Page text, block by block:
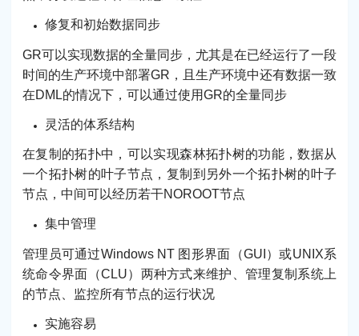
修复和初始数据同步
GR可以实现数据的全量同步，尤其是在已经运行了一段
时间的生产环境中部署GR，且生产环境中还有数据一致
在DML的情况下，可以通过使用GR的全量同步
灵活的体系结构
在复制的拓扑中，可以实现森林拓扑树的功能，数据从
一个拓扑树的叶子节点，复制到另外一个拓扑树的叶子
节点，中间可以经历若干NOROOT节点
集中管理
管理员可通过Windows NT 图形界面（GUI）或UNIX系
统命令界面（CLU）两种方式来维护、管理复制系统上
的节点、监控所有节点的运行状况
实施容易